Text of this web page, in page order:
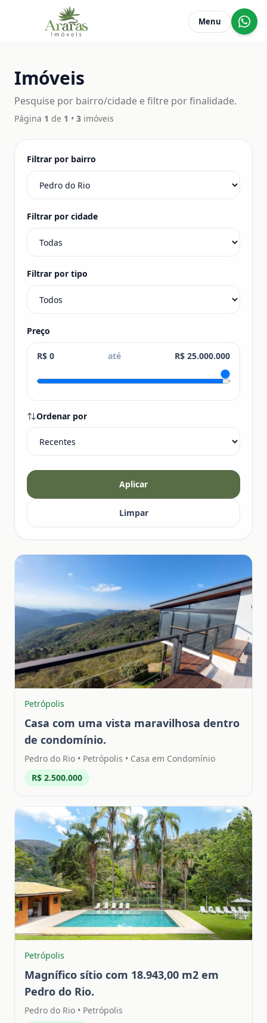
Menu
Imóveis
Pesquise por bairro/cidade e filtre por finalidade.
Página 1 de 1 • 3 imóveis
Filtrar por bairro
Filtrar por cidade
Filtrar por tipo
Preço
R$ 0 até R$ 25.000.000
Ordenar por
Aplicar
Limpar
Petrópolis
Casa com uma vista maravilhosa dentro
de condomínio.
Pedro do Rio • Petrópolis • Casa em Condomínio
R$ 2.500.000
Petrópolis
Magnífico sítio com 18.943,00 m2 em
Pedro do Rio.
Pedro do Rio • Petrópolis